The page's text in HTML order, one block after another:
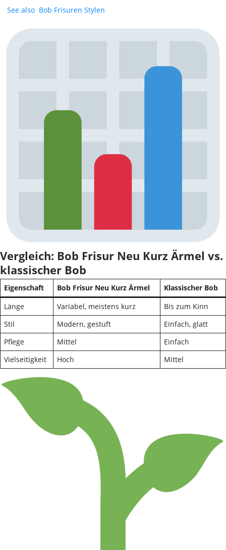
See also Bob Frisuren Stylen
Vergleich: Bob Frisur Neu Kurz Ärmel vs.
klassischer Bob
Eigenschaft Bob Frisur Neu Kurz Ärmel
Klassischer Bob
Länge
Variabel, meistens kurz
Bis zum Kinn
Stil
Modern, gestuft
Einfach, glatt
Pflege
Mittel
Einfach
Vielseitigkeit
Hoch Mittel